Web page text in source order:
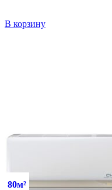
В корзину
80м²